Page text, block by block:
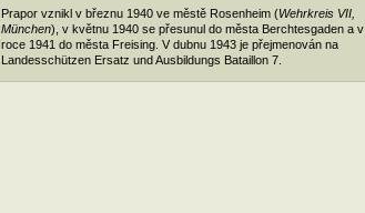
Prapor vznikl v březnu 1940 ve městě Rosenheim (Wehrkreis VII,
München), v květnu 1940 se přesunul do města Berchtesgaden a v
roce 1941 do města Freising. V dubnu 1943 je přejmenován na
Landesschützen Ersatz und Ausbildungs Bataillon 7.